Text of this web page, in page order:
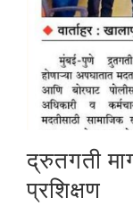
द्रुतगती
प्रशिक्षण